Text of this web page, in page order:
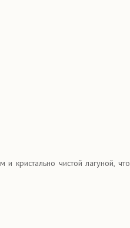
чистой лагуной, что